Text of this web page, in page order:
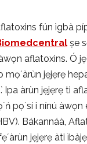
fún ìgbà
ṣe
aflatoxins. Ó
mọ́ àrùn jẹjẹrẹ
Ipa àrùn jẹjẹrẹ ti
ń pọ̀ sí i nínú àwọn
Bákannáà,
àrùn jẹjẹrẹ àti